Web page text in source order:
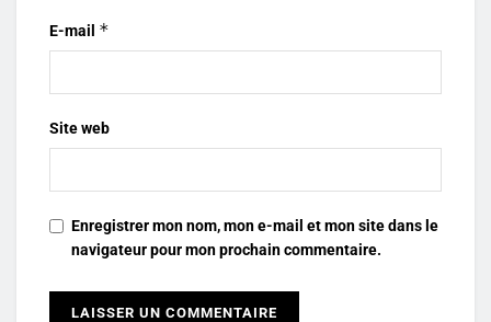
E-mail *
Site web
Enregistrer mon nom, mon e-mail et mon site dans le
navigateur pour mon prochain commentaire.